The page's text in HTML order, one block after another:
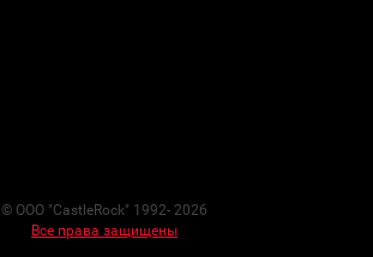
© ООО "CastleRock" 1992- 2026
Все права защищены